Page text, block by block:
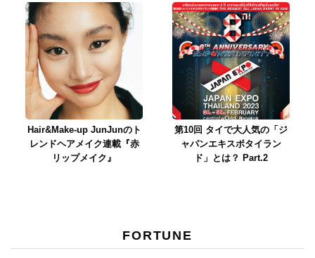
Hair&Make-up JunJunのト
レンドヘアメイク連載『赤
リップメイク』
第10回 タイで大人気の「ジ
ャパンエキスポタイラン
ド」とは？ Part.2
FORTUNE